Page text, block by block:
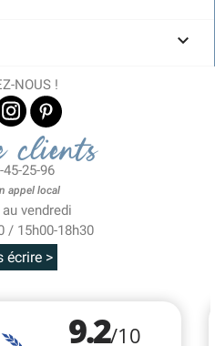

NOUS !
clients
45-25-96
appel local
vendredi
/ 15h00-18h30
écrire >